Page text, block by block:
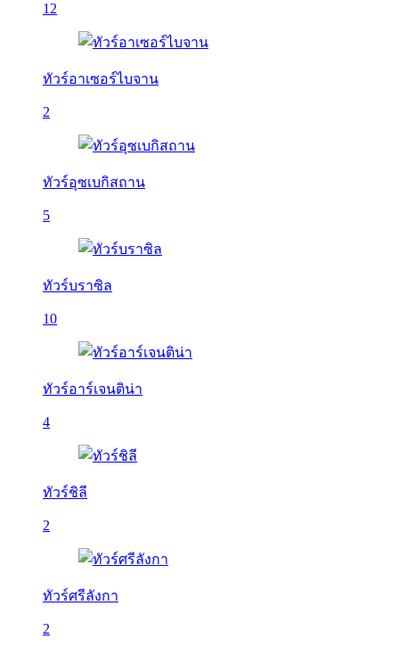
12
ทัวร์อาเซอร์ไบจาน
2
ทัวร์อุซเบกิสถาน
5
ทัวร์บราซิล
10
ทัวร์อาร์เจนติน่า
4
ทัวร์ชิลี
2
ทัวร์ศรีลังกา
2